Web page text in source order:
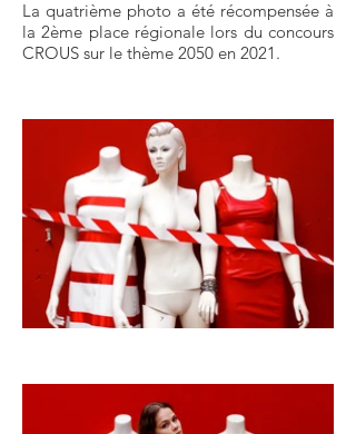
La quatrième photo a été récompensée à
la 2ème place régionale lors du concours
CROUS sur le thème 2050 en 2021.